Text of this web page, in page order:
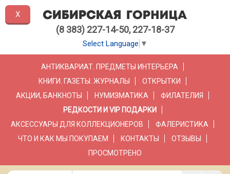
(8 383) 227-14-50, 227-18-37
Select Language ▼
АНТИКВАРИАТ. ПРЕДМЕТЫ ИНТЕРЬЕРА
КНИГИ. ГАЗЕТЫ. ЖУРНАЛЫ
ОТКРЫТКИ
АКЦИИ, БАНКНОТЫ
НУМИЗМАТИКА
ФИЛАТЕЛИЯ
РЕДКОСТИ И VIP ПОДАРКИ
АКСЕССУАРЫ ДЛЯ КОЛЛЕКЦИОНЕРОВ
ФАЛЕРИСТИКА
ЧТО И КАК МЫ ПОКУПАЕМ
КОНТАКТЫ
ОТЗЫВЫ
ПРОСМОТРЕНО
X